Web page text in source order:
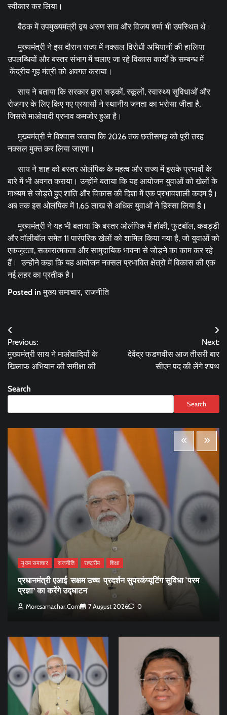
स्वीकार कर लिया।
बैठक में उपमुख्यमंत्री द्वय अरुण साव और विजय शर्मा भी उपस्थित थे।
मुख्यमंत्री ने इस दौरान राज्य में नक्सल विरोधी अभियानों की हालिया
उपलब्धियों और बस्तर संभाग में चलाए जा रहे विकास कार्यों के सम्बन्ध में
केंद्रीय गृह मंत्री को अवगत कराया।
साय ने बताया कि सरकार द्वारा सड़कों, स्कूलों, स्वास्थ्य सुविधाओं और
रोजगार के लिए किए गए प्रयासों ने स्थानीय जनता का भरोसा जीता है,
जिससे माओवादी प्रभाव कमजोर हुआ है।
मुख्यमंत्री ने विश्वास जताया कि 2026 तक छत्तीसगढ़ को पूरी तरह
नक्सल मुक्त कर लिया जाएगा।
साय ने शाह को बस्तर ओलंपिक के महत्व और राज्य में इसके प्रभावों के
बारे में भी अवगत कराया। उन्होंने बताया कि यह आयोजन युवाओं को खेलों के
माध्यम से जोड़ते हुए शांति और विकास की दिशा में एक प्रभावशाली कदम है।
अब तक इस ओलंपिक में 1.65 लाख से अधिक युवाओं ने हिस्सा लिया है।
मुख्यमंत्री ने यह भी बताया कि बस्तर ओलंपिक में हॉकी, फुटबॉल, कबड्डी
और वॉलीबॉल समेत 11 पारंपरिक खेलों को शामिल किया गया है, जो युवाओं को
एकजुटता, सकारात्मकता और सामुदायिक भावना से जोड़ने का काम कर रहे
हैं। उन्होंने कहा कि यह आयोजन नक्सल प्रभावित क्षेत्रों में विकास की एक
नई लहर का प्रतीक है।
Posted inमुख्य समाचार,राजनीति
Post
navigation
Previous:
मुख्यमंत्री साय ने माओवादियों के
खिलाफ अभियान की समीक्षा की
Next:
देवेंद्र फडणवीस आज तीसरी बार
सीएम पद की लेंगे शपथ
Search
Search
मुख्य समाचार राजनीति राष्ट्रीय शिक्षा
प्रधानमंत्री एआई-सक्षम उच्च-प्रदर्शन सुपरकंप्यूटिंग सुविधा ‘परम
प्रज्ञा’ का करेंगे उद्घाटन
Moresamachar.com 7 August 2026 0